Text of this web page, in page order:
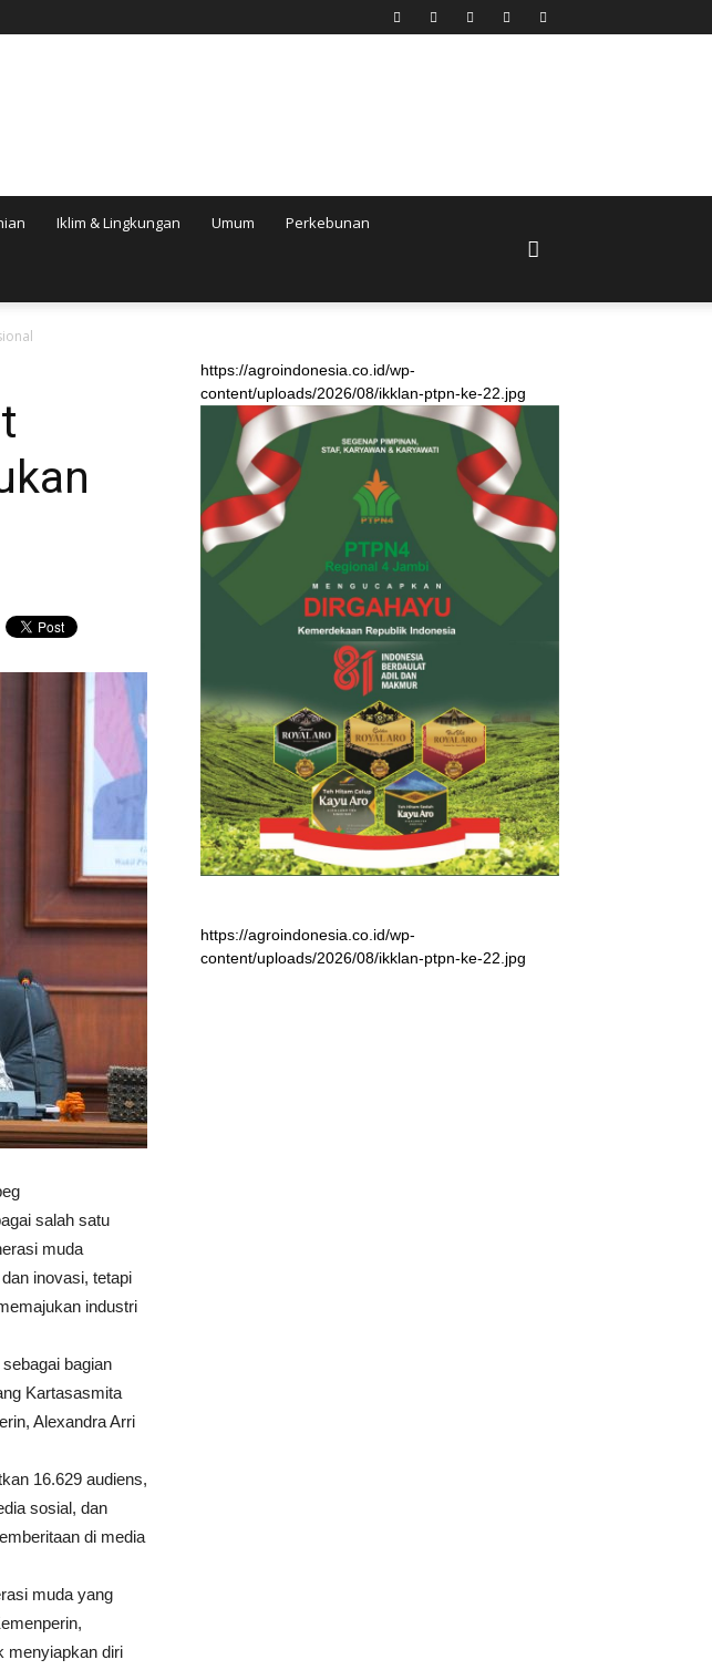
Iklim & Lingkungan Umum Perkebunan
salah satu
muda
inovasi, tetapi
industri
bagian
Kartasasmita
Alexandra Arri
16.629 audiens,
sosial, dan
di media
muda yang
menyiapkan diri
https://agroindonesia.co.id/wp-
content/uploads/2026/08/ikklan-ptpn-ke-22.jpg
https://agroindonesia.co.id/wp-
content/uploads/2026/08/ikklan-ptpn-ke-22.jpg